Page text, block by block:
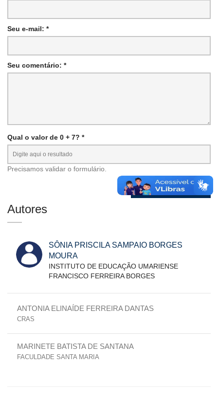
Seu e-mail: *
Seu comentário: *
Qual o valor de 0 + 7? *
Precisamos validar o formulário.
Autores
SÔNIA PRISCILA SAMPAIO BORGES
MOURA
INSTITUTO DE EDUCAÇÃO UMARIENSE
FRANCISCO FERREIRA BORGES
ANTONIA ELINAÍDE FERREIRA DANTAS
CRAS
MARINETE BATISTA DE SANTANA
FACULDADE SANTA MARIA